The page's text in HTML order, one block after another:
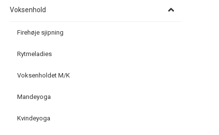
Voksenhold
Firehøje sjipning
Rytmeladies
Voksenholdet M/K
Mandeyoga
Kvindeyoga